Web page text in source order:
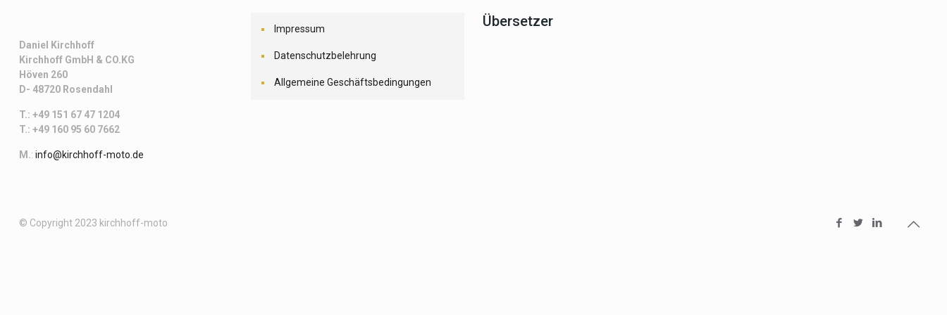
Daniel Kirchhoff
Kirchhoff GmbH & CO.KG
Höven 260
D- 48720 Rosendahl
T.: +49 151 67 47 1204
T.: +49 160 95 60 7662
M.: info@kirchhoff-moto.de
Impressum
Datenschutzbelehrung
Allgemeine Geschäftsbedingungen
Übersetzer
© Copyright 2023 kirchhoff-moto